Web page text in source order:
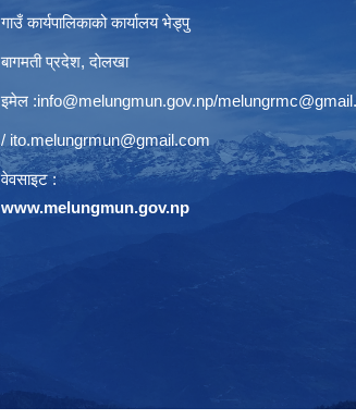
गाउँ कार्यपालिकाको कार्यालय भेड्पु
बागमती प्रदेश, दाेलखा
इमेल :info@melungmun.gov.np/
/ ito.melungrmun@gmail.com
वेवसाइट :
www.melungmun.gov.np